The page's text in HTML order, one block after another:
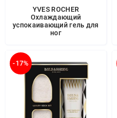
YVES ROCHER
Охлаждающий
успокаивающий гель для
ног
-17%